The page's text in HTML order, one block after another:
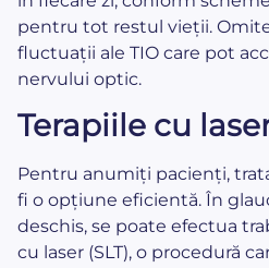
pentru tot restul vieții.
fluctuații ale TIO care pot
nervului optic.
Terapiile cu
Pentru anumiți pacienți,
fi o opțiune eficientă. În
deschis, se poate efectua
cu laser (SLT), o procedură